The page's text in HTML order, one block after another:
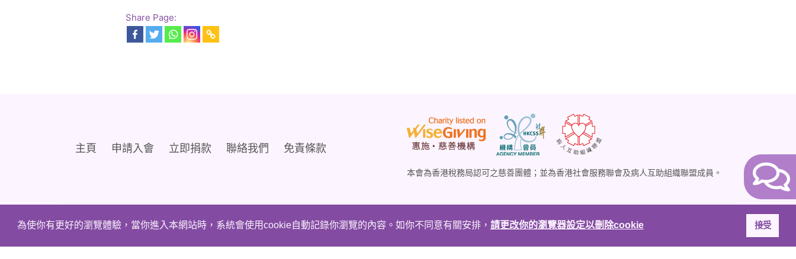
為使你有更好的瀏覽體驗，當你進入本網站時，系統會使用cookie自動記錄你瀏覽的內容。如你不同意有關安排， 請更改你的瀏覽器設定以刪除cookie 接受
Share Page:
主頁 申請入會 立即捐款 聯絡我們 免責條款
本會為香港稅務局認可之慈善團體；並為香港社會服務聯會及病人互助組織聯盟成員。